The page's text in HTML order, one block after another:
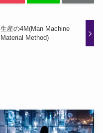
生産の4M(Man Machine
Material Method)